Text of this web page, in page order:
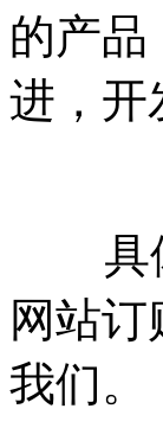
的产品
进，开
具体
网站
我们。